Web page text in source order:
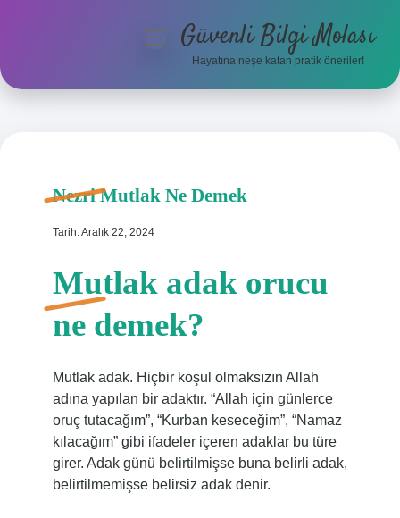
Anasayfa
menüyüGüvenli Bilgi Molası
Hayatına neşe katan pratik öneriler!
Nezri Mutlak Ne Demek
Tarih: Aralık 22, 2024
Mutlak adak orucu
ne demek?
Mutlak adak. Hiçbir koşul olmaksızın Allah
adına yapılan bir adaktır. “Allah için günlerce
oruç tutacağım”, “Kurban keseceğim”, “Namaz
kılacağım” gibi ifadeler içeren adaklar bu türe
girer. Adak günü belirtilmişse buna belirli adak,
belirtilmemişse belirsiz adak denir.